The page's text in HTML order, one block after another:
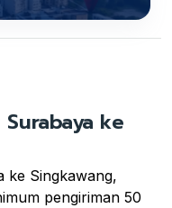
ke
ke Singkawang,
pengiriman 50